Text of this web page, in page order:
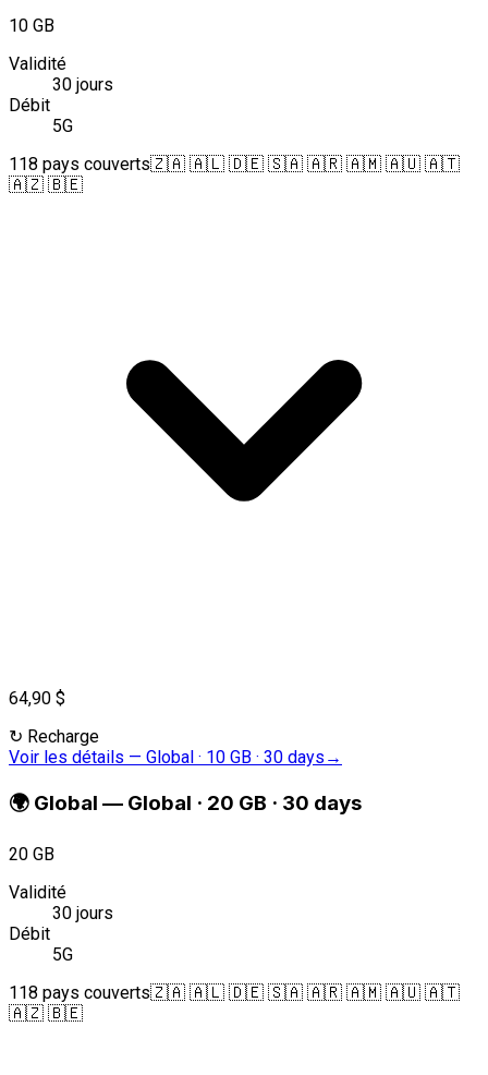
10 GB
Validité
30 jours
Débit
5G
118 pays couverts🇿🇦 🇦🇱 🇩🇪 🇸🇦 🇦🇷 🇦🇲 🇦🇺 🇦🇹
🇦🇿 🇧🇪
64,90 $
↻ Recharge
Voir les détails — Global · 10 GB · 30 days →
🌍 Global — Global · 20 GB · 30 days
20 GB
Validité
30 jours
Débit
5G
118 pays couverts🇿🇦 🇦🇱 🇩🇪 🇸🇦 🇦🇷 🇦🇲 🇦🇺 🇦🇹
🇦🇿 🇧🇪